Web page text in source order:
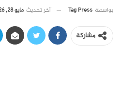
بواسطة Tag Press آخر تحديث مايو 28, 2026
مشاركة